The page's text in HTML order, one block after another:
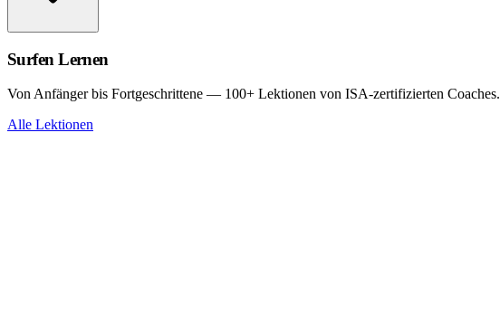
Surfen Lernen
Von Anfänger bis Fortgeschrittene — 100+ Lektionen von ISA-zertifizierten Coaches.
Alle Lektionen